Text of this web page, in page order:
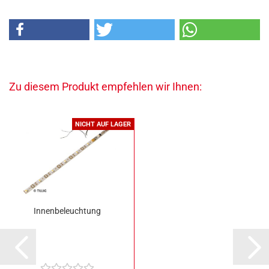
Zu diesem Produkt empfehlen wir Ihnen:
NICHT AUF LAGER
Innenbeleuchtung